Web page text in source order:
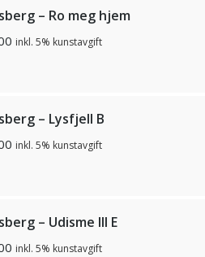
– Ro meg hjem
inkl. 5% kunstavgift
– Lysfjell B
inkl. 5% kunstavgift
– Udisme III E
inkl. 5% kunstavgift